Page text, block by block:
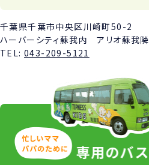
千葉県千葉市中央区川崎町50-2
ハーバーシティ蘇我内 アリオ蘇我隣
TEL: 043-209-5121